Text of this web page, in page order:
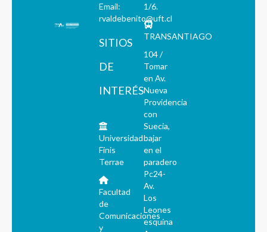
Email:
rvaldebenito@uft.cl
SITIOS
DE
INTERÉS
Universidad
Finis
Terrae
Facultad
de
Comunicaciones
y
1/6.
TRANSANTIAGO
104 /
Tomar
en Av.
Nueva
Providencia
con
Suecia,
bajar
en el
paradero
Pc24-
Av.
Los
Leones
esquina